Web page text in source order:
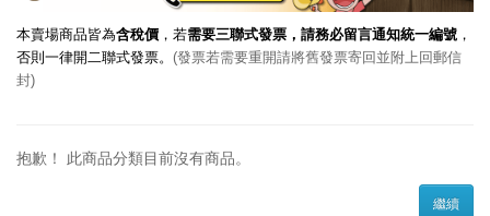
本賣場商品皆為含稅價 ，若需要三聯式發票，請務必留言通知統一編號 ，
否則一律開二聯式發票。 (發票若需要重開請將舊發票寄回並附上回郵信
封)
抱歉！ 此商品分類目前沒有商品。
繼續